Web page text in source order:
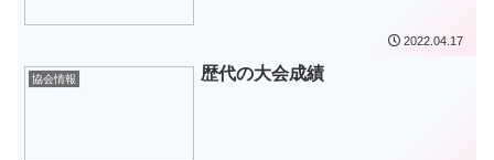
2022.04.17
協会情報 歴代の大会成績